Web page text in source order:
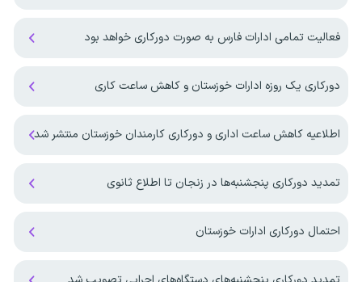
فعالیت تمامی ادارات فارس به صورت دورکاری خواهد بود
دورکاری یک روزه ادارات خوزستان و کاهش ساعت کاری
اطلاعیه کاهش ساعت اداری و دورکاری کارمندان خوزستان منتشر شد
تمدید دورکاری پنجشنبه‌ها در زنجان تا اطلاع ثانوی
احتمال دورکاری ادارات خوزستان